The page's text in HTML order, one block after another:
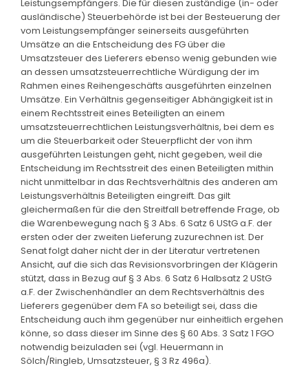
Leistungsempfängers. Die für diesen zuständige (in- oder
ausländische) Steuerbehörde ist bei der Besteuerung der
vom Leistungsempfänger seinerseits ausgeführten
Umsätze an die Entscheidung des FG über die
Umsatzsteuer des Lieferers ebenso wenig gebunden wie
an dessen umsatzsteuerrechtliche Würdigung der im
Rahmen eines Reihengeschäfts ausgeführten einzelnen
Umsätze. Ein Verhältnis gegenseitiger Abhängigkeit ist in
einem Rechtsstreit eines Beteiligten an einem
umsatzsteuerrechtlichen Leistungsverhältnis, bei dem es
um die Steuerbarkeit oder Steuerpflicht der von ihm
ausgeführten Leistungen geht, nicht gegeben, weil die
Entscheidung im Rechtsstreit des einen Beteiligten mithin
nicht unmittelbar in das Rechtsverhältnis des anderen am
Leistungsverhältnis Beteiligten eingreift. Das gilt
gleichermaßen für die den Streitfall betreffende Frage, ob
die Warenbewegung nach § 3 Abs. 6 Satz 6 UStG a.F. der
ersten oder der zweiten Lieferung zuzurechnen ist. Der
Senat folgt daher nicht der in der Literatur vertretenen
Ansicht, auf die sich das Revisionsvorbringen der Klägerin
stützt, dass in Bezug auf § 3 Abs. 6 Satz 6 Halbsatz 2 UStG
a.F. der Zwischenhändler an dem Rechtsverhältnis des
Lieferers gegenüber dem FA so beteiligt sei, dass die
Entscheidung auch ihm gegenüber nur einheitlich ergehen
könne, so dass dieser im Sinne des § 60 Abs. 3 Satz 1 FGO
notwendig beizuladen sei (vgl. Heuermann in
Sölch/Ringleb, Umsatzsteuer, § 3 Rz 496a).